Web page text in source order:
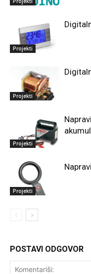
Projekti
Projekti
Projekti
Projekti
POSTAVI ODGOVOR